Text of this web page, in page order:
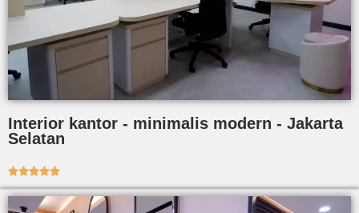
Interior kantor - minimalis modern - Jakarta
Selatan
